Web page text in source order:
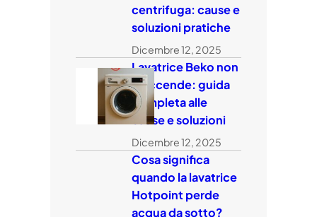
centrifuga: cause e
soluzioni pratiche
Dicembre 12, 2025
Lavatrice Beko non
si accende: guida
completa alle
cause e soluzioni
Dicembre 12, 2025
Cosa significa
quando la lavatrice
Hotpoint perde
acqua da sotto?